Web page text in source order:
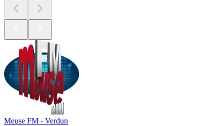
Meuse FM - Verdun